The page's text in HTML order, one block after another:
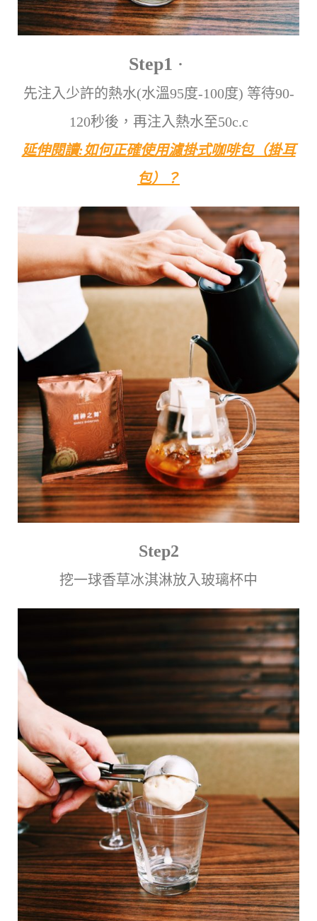
Step1 ．
先注入少許的熱水(水溫95度-100度) 等待90-
120秒後，再注入熱水至50c.c
延伸閱讀:如何正確使用濾掛式咖啡包（掛耳
包）？
Step2
挖一球香草冰淇淋放入玻璃杯中